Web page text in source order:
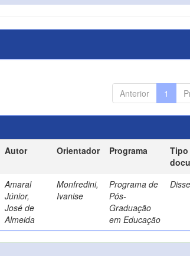
Anterior 1
Autor Orientador Programa
Tipo
Amaral
Júnior,
José de
Almeida
Monfredini,
Ivanise
Programa de
Pós-
Graduação
em Educação